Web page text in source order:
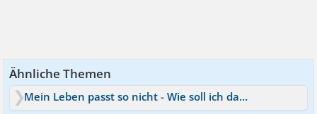
Ähnliche Themen
Mein Leben passt so nicht - Wie soll ich das schaffen?